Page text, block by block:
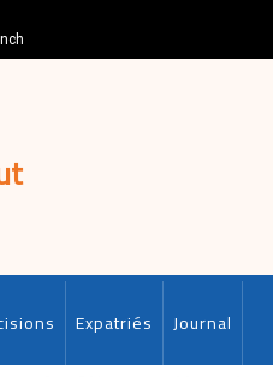
Expatriés Journal